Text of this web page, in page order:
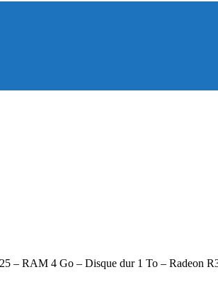
– RAM 4 Go – Disque dur 1 To – Radeon